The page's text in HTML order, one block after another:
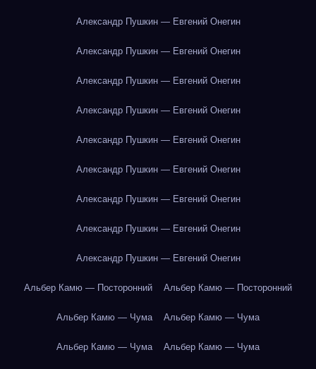
Александр Пушкин — Евгений Онегин
Александр Пушкин — Евгений Онегин
Александр Пушкин — Евгений Онегин
Александр Пушкин — Евгений Онегин
Александр Пушкин — Евгений Онегин
Александр Пушкин — Евгений Онегин
Александр Пушкин — Евгений Онегин
Александр Пушкин — Евгений Онегин
Александр Пушкин — Евгений Онегин
Альбер Камю — Посторонний Альбер Камю — Посторонний
Альбер Камю — Чума Альбер Камю — Чума
Альбер Камю — Чума Альбер Камю — Чума